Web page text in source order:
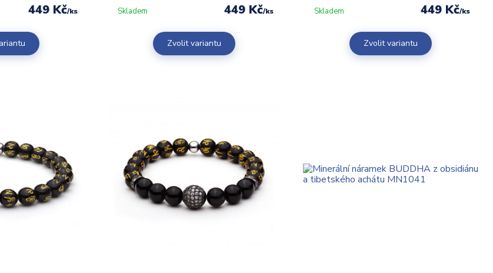
449 Kč/ks 449 Kč/ks
Skladem
Zvolit variantu
449 Kč/ks
Skladem
Zvolit variantu